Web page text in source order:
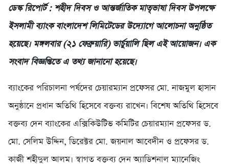
ডেস্ক রিপোর্ট : শহীদ দিবস ও আন্তর্জাতিক মাতৃভাষা দিবস উপলক্ষে
ইসলামী ব্যাংক বাংলাদেশ লিমিটেডের উদ্যোগে আলোচনা অনুষ্ঠিত
হয়েছে। মঙ্গলবার (২১ ফেব্রুয়ারি) ভার্চুয়ালি ছিল এই আয়োজন। এক
সংবাদ বিজ্ঞপ্তিতে এ তথ্য জানানো হয়েছে।
ব্যাংকের পরিচালনা পর্ষদের চেয়ারম্যান প্রফেসর মো. নাজমুল হাসান
অনুষ্ঠানে প্রধান অতিথি হিসেবে বক্তব্য রাখেন। বিশেষ অতিথি হিসেবে
বক্তব্য দেন ব্যাংকের এক্সিকিউটিভ কমিটির চেয়ারম্যান প্রফেসর ড.
মো. সেলিম উদ্দিন, ডিরেক্টর মো. জয়নাল আবেদীন ও প্রফেসর ড.
কাজী শহীদুল আলম। স্বাগত বক্তব্য দেন অ্যাডিশনাল ম্যানেজিং